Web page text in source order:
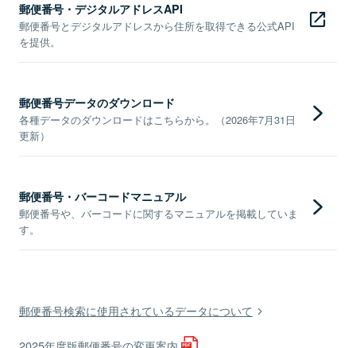
郵便番号・デジタルアドレスAPI
郵便番号とデジタルアドレスから住所を取得できる公式API
を提供。
郵便番号データのダウンロード
各種データのダウンロードはこちらから。（2026年7月31日
更新）
郵便番号・バーコードマニュアル
郵便番号や、バーコードに関するマニュアルを掲載していま
す。
郵便番号検索に使用されているデータについて